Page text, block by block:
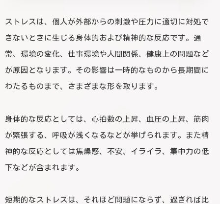
ストレスは、個人が外部からの刺激や圧力に適切に対処で
きないときに生じる身体的および精神的な反応です。通
常、環境の変化、仕事環境や人間関係、健康上の問題など
が原因となります。その影響は一時的なものから長期間に
わたるものまで、さまざまな形を取ります。
身体的な反応としては、心拍数の上昇、血圧の上昇、筋肉
が緊張する、呼吸が浅くなるなどが挙げられます。また精
神的な反応としては焦燥感、不安、イライラ、集中力の低
下などが含まれます。
短期的なストレスは、それほど問題にならず、過ぎれば比